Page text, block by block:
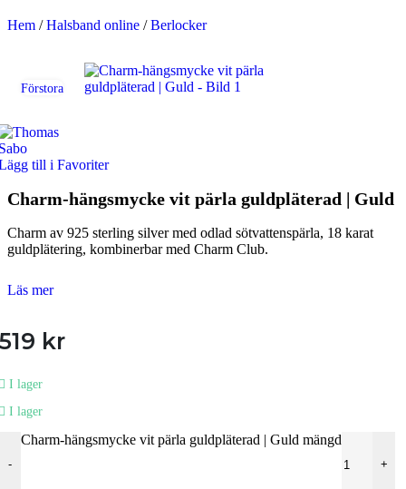
Hem / Halsband online / Berlocker
Förstora
till i Favoriter
Charm-hängsmycke vit pärla guldpläterad | Guld
Charm av 925 sterling silver med odlad sötvattenspärla, 18 karat
guldplätering, kombinerbar med Charm Club.
Läs mer
kr
I lager
I lager
-
Charm-hängsmycke vit pärla guldpläterad | Guld mängd
+